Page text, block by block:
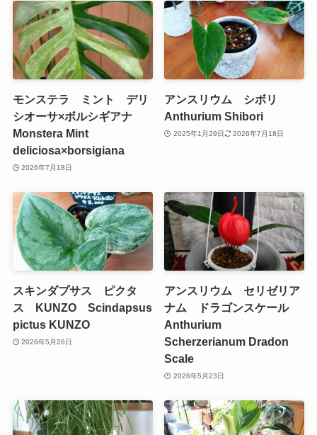
モンステラ ミント デリ
シオーサ×ボルシギアナ
Monstera Mint
deliciosa×borsigiana
2026年7月18日
アンスリウム シボリ
Anthurium Shibori
2025年1月29日 2026年7月18日
スキンダプサス ピクタ
ス KUNZO Scindapsus
pictus KUNZO
2026年5月26日
アンスリウム セリゼリア
ナム ドラゴンスケール
Anthurium
Scherzerianum Dradon
Scale
2026年5月23日